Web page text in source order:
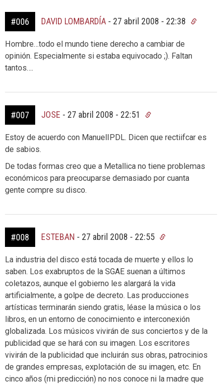
#006 DAVID LOMBARDÍA - 27 abril 2008 - 22:38
Hombre…todo el mundo tiene derecho a cambiar de
opinión. Especialmente si estaba equivocado ;). Faltan
tantos….
#007 JOSE - 27 abril 2008 - 22:51
Estoy de acuerdo con ManuelIPDL. Dicen que rectiifcar es
de sabios.
De todas formas creo que a Metallica no tiene problemas
económicos para preocuparse demasiado por cuanta
gente compre su disco.
#008 ESTEBAN - 27 abril 2008 - 22:55
La industria del disco está tocada de muerte y ellos lo
saben. Los exabruptos de la SGAE suenan a últimos
coletazos, aunque el gobierno les alargará la vida
artificialmente, a golpe de decreto. Las producciones
artísticas terminarán siendo gratis, léase la música o los
libros, en un entorno de conocimiento e interconexión
globalizada. Los músicos vivirán de sus conciertos y de la
publicidad que se hará con su imagen. Los escritores
vivirán de la publicidad que incluirán sus obras, patrocinios
de grandes empresas, explotación de su imagen, etc. En
cinco años (mi predicción) no nos conoce ni la madre que